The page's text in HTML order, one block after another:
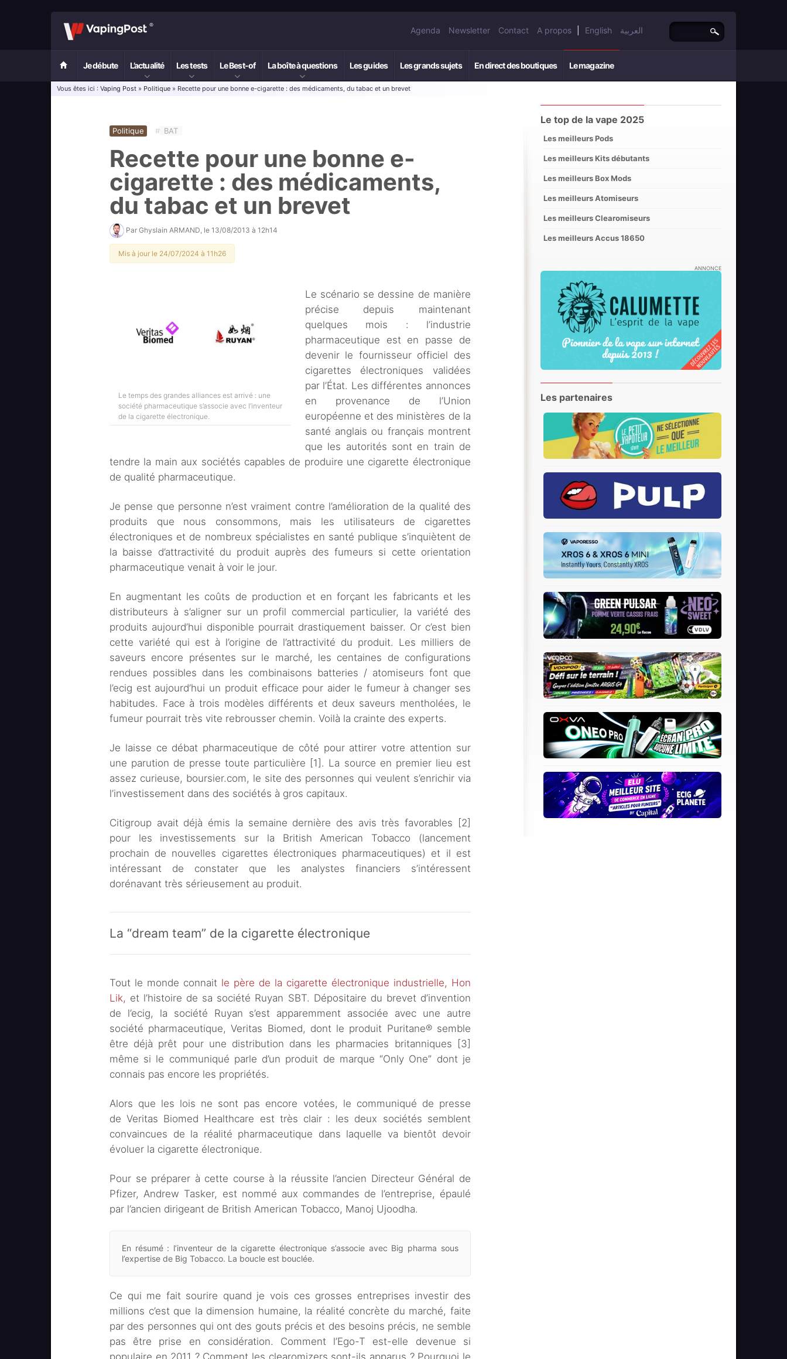
Agenda Newsletter Contact A propos English العربية
Je débute L’actualité Les tests Le Best-of La boîte à questions Les guides Les grands sujets En direct des boutiques Le magazine
Vous êtes ici : Vaping Post » Politique » Recette pour une bonne e-cigarette : des médicaments, du tabac et un brevet
Politique # BAT
Recette pour une bonne e-
cigarette : des médicaments,
du tabac et un brevet
Par Ghyslain ARMAND , le 13/08/2013 à 12h14
Mis à jour le 24/07/2024 à 11h26
Le temps des grandes alliances est arrivé : une
société pharmaceutique s’associe avec l’inventeur
de la cigarette électronique.
Le scénario se dessine de manière
précise depuis maintenant
quelques mois : l’industrie
pharmaceutique est en passe de
devenir le fournisseur officiel des
cigarettes électroniques validées
par l’État. Les différentes annonces
en provenance de l’Union
européenne et des ministères de la
santé anglais ou français montrent
que les autorités sont en train de
tendre la main aux sociétés capables de produire une cigarette électronique
de qualité pharmaceutique.
Je pense que personne n’est vraiment contre l’amélioration de la qualité des
produits que nous consommons, mais les utilisateurs de cigarettes
électroniques et de nombreux spécialistes en santé publique s’inquiètent de
la baisse d’attractivité du produit auprès des fumeurs si cette orientation
pharmaceutique venait à voir le jour.
En augmentant les coûts de production et en forçant les fabricants et les
distributeurs à s’aligner sur un profil commercial particulier, la variété des
produits aujourd’hui disponible pourrait drastiquement baisser. Or c’est bien
cette variété qui est à l’origine de l’attractivité du produit. Les milliers de
saveurs encore présentes sur le marché, les centaines de configurations
rendues possibles dans les combinaisons batteries / atomiseurs font que
l’ecig est aujourd’hui un produit efficace pour aider le fumeur à changer ses
habitudes. Face à trois modèles différents et deux saveurs mentholées, le
fumeur pourrait très vite rebrousser chemin. Voilà la crainte des experts.
Je laisse ce débat pharmaceutique de côté pour attirer votre attention sur
une parution de presse toute particulière [1]. La source en premier lieu est
assez curieuse, boursier.com, le site des personnes qui veulent s’enrichir via
l’investissement dans des sociétés à gros capitaux.
Citigroup avait déjà émis la semaine dernière des avis très favorables [2]
pour les investissements sur la British American Tobacco (lancement
prochain de nouvelles cigarettes électroniques pharmaceutiques) et il est
intéressant de constater que les analystes financiers s’intéressent
dorénavant très sérieusement au produit.
La “dream team” de la cigarette électronique
Tout le monde connait le père de la cigarette électronique industrielle, Hon
Lik, et l’histoire de sa société Ruyan SBT. Dépositaire du brevet d’invention
de l’ecig, la société Ruyan s’est apparemment associée avec une autre
société pharmaceutique, Veritas Biomed, dont le produit Puritane® semble
être déjà prêt pour une distribution dans les pharmacies britanniques [3]
même si le communiqué parle d’un produit de marque “Only One” dont je
connais pas encore les propriétés.
Alors que les lois ne sont pas encore votées, le communiqué de presse
de Veritas Biomed Healthcare est très clair : les deux sociétés semblent
convaincues de la réalité pharmaceutique dans laquelle va bientôt devoir
évoluer la cigarette électronique.
Pour se préparer à cette course à la réussite l’ancien Directeur Général de
Pfizer, Andrew Tasker, est nommé aux commandes de l’entreprise, épaulé
par l’ancien dirigeant de British American Tobacco, Manoj Ujoodha.
En résumé : l’inventeur de la cigarette électronique s’associe avec Big pharma sous
l’expertise de Big Tobacco. La boucle est bouclée.
Ce qui me fait sourire quand je vois ces grosses entreprises investir des
millions c’est que la dimension humaine, la réalité concrète du marché, faite
par des personnes qui ont des gouts précis et des besoins précis, ne semble
pas être prise en considération. Comment l’Ego-T est-elle devenue si
populaire en 2011 ? Comment les clearomizers sont-ils apparus ? Pourquoi le
Le top de la vape 2025
Les meilleurs Pods
Les meilleurs Kits débutants
Les meilleurs Box Mods
Les meilleurs Atomiseurs
Les meilleurs Clearomiseurs
Les meilleurs Accus 18650
ANNONCE
Les partenaires